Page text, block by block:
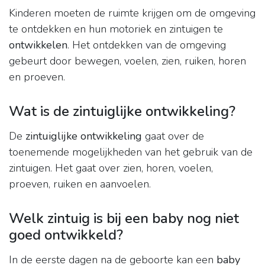
Kinderen moeten de ruimte krijgen om de omgeving
te ontdekken en hun motoriek en zintuigen te
ontwikkelen. Het ontdekken van de omgeving
gebeurt door bewegen, voelen, zien, ruiken, horen
en proeven.
Wat is de zintuiglijke ontwikkeling?
De zintuiglijke ontwikkeling gaat over de
toenemende mogelijkheden van het gebruik van de
zintuigen. Het gaat over zien, horen, voelen,
proeven, ruiken en aanvoelen.
Welk zintuig is bij een baby nog niet
goed ontwikkeld?
In de eerste dagen na de geboorte kan een baby